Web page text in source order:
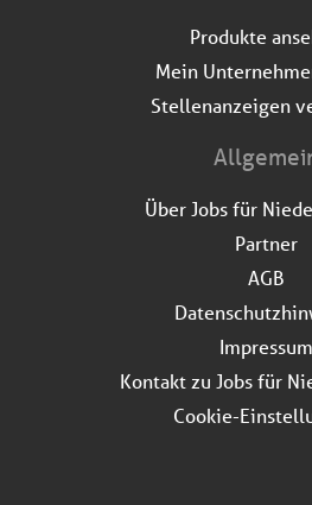
Produkte
Mein
Stellenanzeigen
Über Jobs für
Partner
AGB
Impressum
Kontakt zu Jobs für
Cookie-